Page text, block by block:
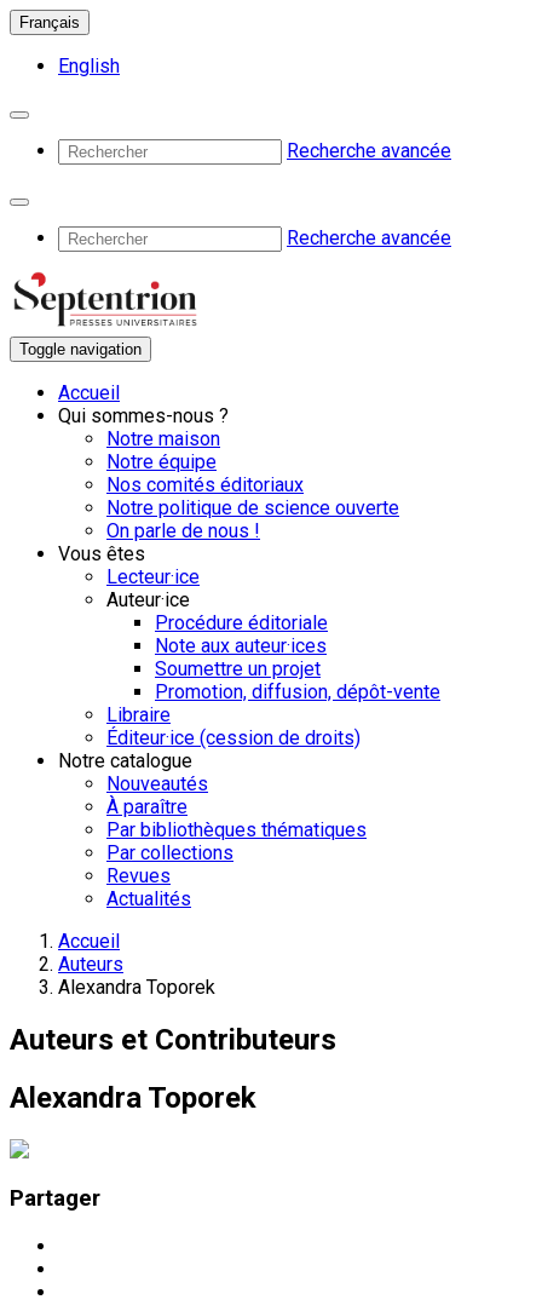
Français
English
Recherche avancée
Recherche avancée
Toggle navigation
Accueil
Qui sommes-nous ?
Notre maison
Notre équipe
Nos comités éditoriaux
Notre politique de science ouverte
On parle de nous !
Vous êtes
Lecteur·ice
Auteur·ice
Procédure éditoriale
Note aux auteur·ices
Soumettre un projet
Promotion, diffusion, dépôt-vente
Libraire
Éditeur·ice (cession de droits)
Notre catalogue
Nouveautés
À paraître
Par bibliothèques thématiques
Par collections
Revues
Actualités
Accueil
Auteurs
Alexandra Toporek
Auteurs et Contributeurs
Alexandra Toporek
Partager